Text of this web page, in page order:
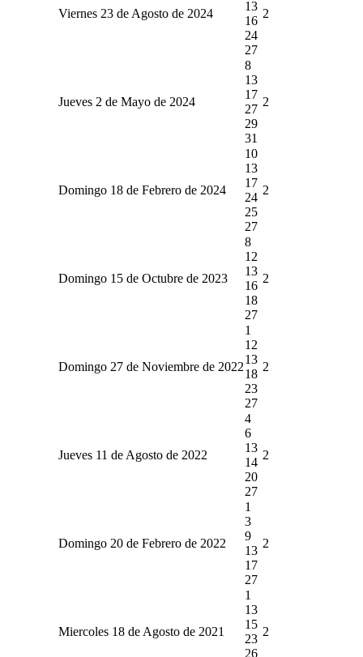
Viernes 23 de Agosto de 2024
13
16
24
27
2
Jueves 2 de Mayo de 2024
8
13
17
27
29
31
2
Domingo 18 de Febrero de 2024
10
13
17
24
25
27
2
Domingo 15 de Octubre de 2023
8
12
13
16
18
27
2
Domingo 27 de Noviembre de 2022
1
12
13
18
23
27
2
Jueves 11 de Agosto de 2022
4
6
13
14
20
27
2
Domingo 20 de Febrero de 2022
1
3
9
13
17
27
2
Miercoles 18 de Agosto de 2021
1
13
15
23
26
2